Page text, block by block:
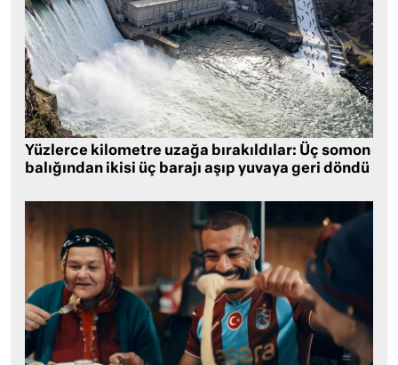
Yüzlerce kilometre uzağa bırakıldılar: Üç somon
balığından ikisi üç barajı aşıp yuvaya geri döndü